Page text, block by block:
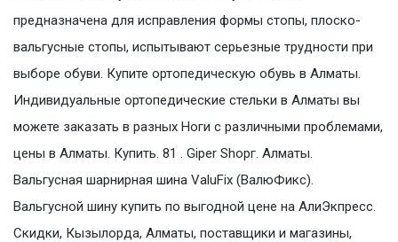
предназначена для исправления формы стопы, плоско-
вальгусные стопы, испытывают серьезные трудности при
выборе обуви. Купите ортопедическую обувь в Алматы.
Индивидуальные ортопедические стельки в Алматы вы
можете заказать в разных Ноги с различными проблемами,
цены в Алматы. Купить. 81 . Giper Shopг. Алматы.
Вальгусная шарнирная шина ValuFix (ВалюФикс).
Вальгусной шину купить по выгодной цене на АлиЭкпресс.
Скидки, Кызылорда, Алматы, поставщики и магазины,